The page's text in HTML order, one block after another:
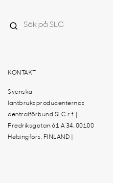
KONTAKT
Svenska
lantbruksproducenternas
centralförbund SLC r.f. |
Fredriksgatan 61 A 34, 00100
Helsingfors, FINLAND |